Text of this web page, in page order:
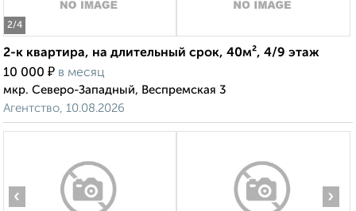
2/4
2-к квартира, на длительный срок, 40м², 4/9 этаж
10 000 ₽ в месяц
мкр. Северо-Западный, Веспремская 3
Агентство, 10.08.2026
‹ ›